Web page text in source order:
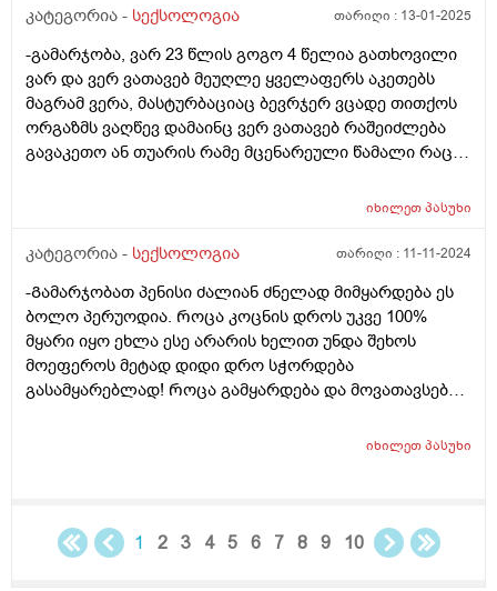
ფარული სისხლდენის გამო ჰქონდა 8.5ზე დაწეული. ეს
ყველაფერი შეიძლება უკავშირდებოდეს ამ
პრობლემას? და თუ არის გამოსწორებადი? სხვას
ვერაფერს ვერ ვუკავშირებთ. არ არის მწეველი არც
სიგარეტის და საერთოდ არაფრის, მხოლოდ ლუდს
სვამს იშვიათად. დიდი მადლობა წინასწარ.
ეგეთია დროებითი, თუ კურნავს კურნავს? ისიც არ ვიცი
ავუხსენი არც გავუსინჯივარ ეგრევე ადორა
გამომიწერა ბოდიშით ბევრი დავწერე
კატეგორია - სექსოლოგია თარიღი : 13-01-2025
-გამარჯობა, ვარ 23 წლის გოგო 4 წელია გათხოვილი
ვარ და ვერ ვათავებ მეუღლე ყველაფერს აკეთებს
მაგრამ ვერა, მასტურბაციაც ბევრჯერ ვცადე თითქოს
ორგაზმს ვაღწევ დამაინც ვერ ვათავებ რაშეიძლება
გავაკეთო ან თუარის რამე მცენარეული წამალი რაც
იხილეთპასუხი
კატეგორია - სექსოლოგია თარიღი : 11-11-2024
-Გამარჯობათ პენისი ძალიან ძნელად მიმყარდება ეს
ბოლო პერუოდია. Როცა კოცნის დროს უკვე 100%
მყარი იყო ეხლა ესე არარის ხელით უნდა შეხოს
მოეფეროს მეტად დიდი დრო სჭორდება
გასამყარებლად! Როცა გამყარდება და მოვათავსებ
და 90% მყარი ხთება და როგორ მოვიქცე ან რისი
მოშარდვის დროს როცა ვითმენდი მყარდებოდა
პენისი ეხლა აღარ მყარდება მაგ შემთხვევაში! Სექსის
იხილეთპასუხი
1 2 3 4 5 6 7 8 9 10